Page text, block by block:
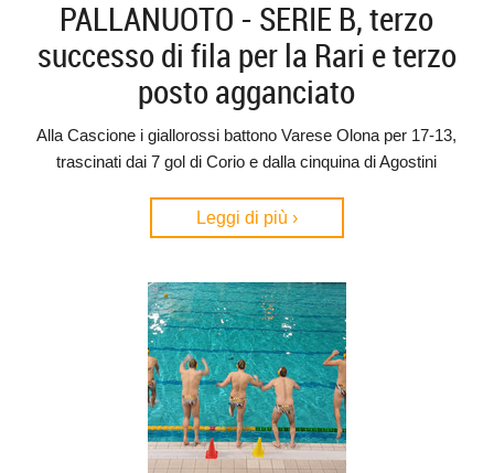
PALLANUOTO - SERIE B, terzo
successo di fila per la Rari e terzo
posto agganciato
Alla Cascione i giallorossi battono Varese Olona per 17-13,
trascinati dai 7 gol di Corio e dalla cinquina di Agostini
Leggi di più ›